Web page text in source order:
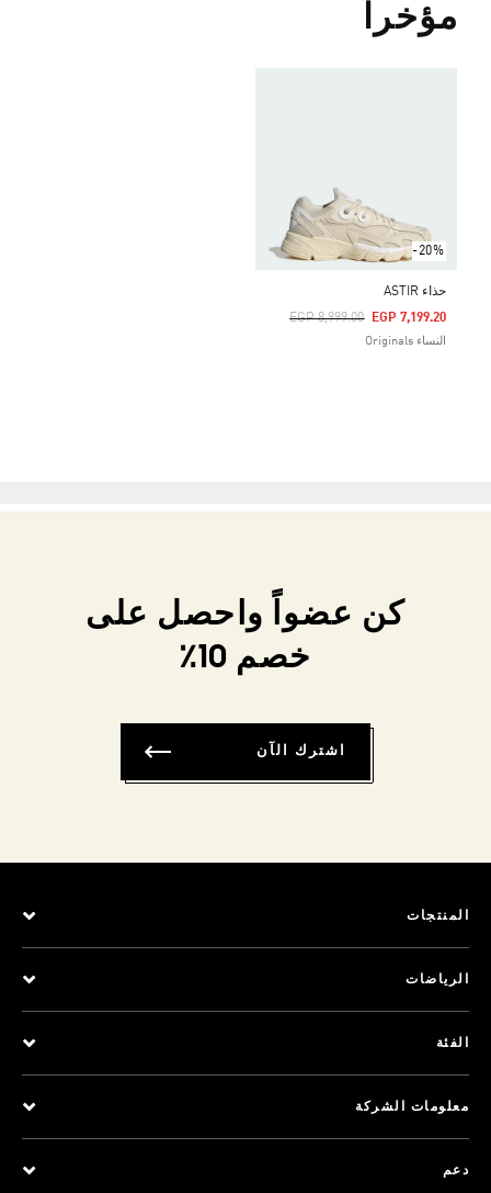
مؤخراً
-20%
حذاء ASTIR
Price Reduced From
EGP 8,999.00
To EGP 7,199.20
النساء Originals
كن عضواً واحصل على
خصم 10٪
اشترك الآن
المنتجات
الرياضات
الفئة
معلومات الشركة
دعم